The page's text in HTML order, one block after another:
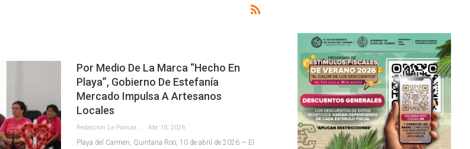
Por Medio De La Marca “Hecho En
Playa”, Gobierno De Estefanía
Mercado Impulsa A Artesanos
Locales
Abr 10, 2026
Playa del Carmen, Quintana Roo, 10 de abril de 2026.— El